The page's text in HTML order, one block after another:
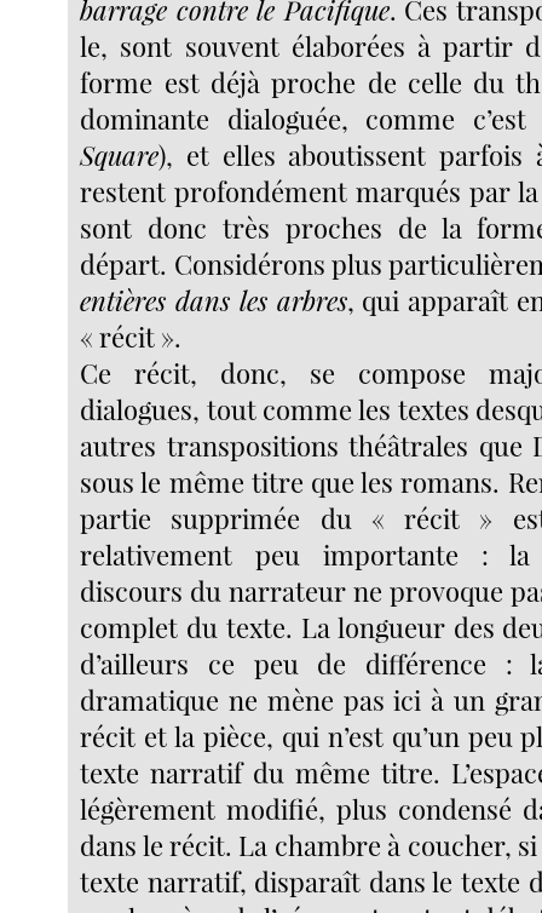
barrage contre le Pacifique. Ces
le, sont souvent élaborées à partir
forme est déjà proche de celle du
dominante dialoguée, comme
Square), et elles aboutissent parfois
restent profondément marqués par
sont donc très proches de la
départ. Considérons plus
entières dans les arbres, qui apparaît
« récit ».
Ce récit, donc, se compose
dialogues, tout comme les textes
autres transpositions théâtrales que
sous le même titre que les romans.
partie supprimée du « récit »
relativement peu importante :
discours du narrateur ne provoque
complet du texte. La longueur des
d’ailleurs ce peu de différence :
dramatique ne mène pas ici à un
récit et la pièce, qui n’est qu’un peu
texte narratif du même titre.
légèrement modifié, plus condensé
dans le récit. La chambre à coucher,
texte narratif, disparaît dans le texte